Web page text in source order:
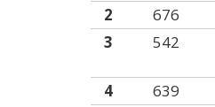
2 676
3
542
4 639